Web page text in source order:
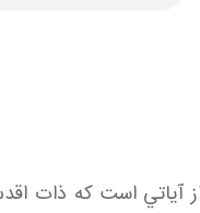
از آياتي است که ذات